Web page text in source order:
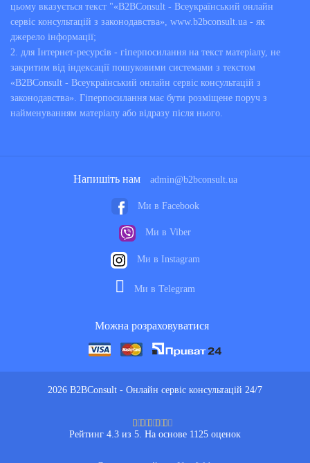
цьому вказується текст "«B2BConsult - Всеукраїнський онлайн
сервіс консультацій з законодавства», www.b2bconsult.ua - як
джерело інформації;
2. для Інтернет-ресурсів - гіперпосилання на текст матеріалу, не
закритим від індексації пошуковими системами з текстом
«B2BConsult - Всеукраїнський онлайн сервіс консультацій з
законодавства». Гіперпосилання має бути розміщене поруч з
найменуванням матеріалу або відразу після нього.
2026 B2BConsult - Онлайн сервіс консультацій 24/7
Рейтинг 4.3 из 5. На основе 1125 оценок
Напишіть нам admin@b2bconsult.ua
Ми в Facebook
Ми в Viber
Ми в Instagram
Ми в Telegram
Можна розраховуватися